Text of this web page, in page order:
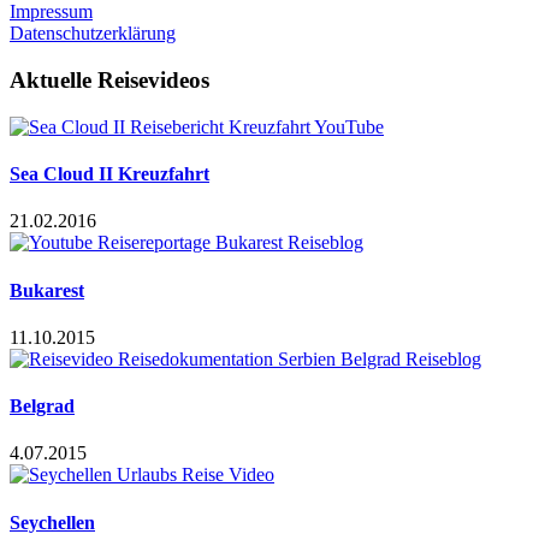
Impressum
Datenschutzerklärung
Aktuelle Reisevideos
Sea Cloud II Kreuzfahrt
21.02.2016
Bukarest
11.10.2015
Belgrad
4.07.2015
Seychellen